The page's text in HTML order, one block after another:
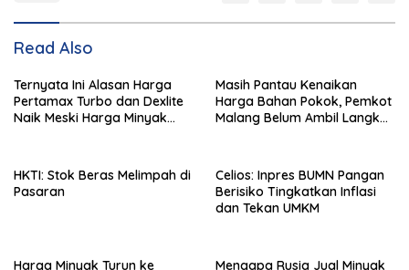
Read Also
Ternyata Ini Alasan Harga
Pertamax Turbo dan Dexlite
Naik Meski Harga Minyak
Masih Pantau Kenaikan
Harga Bahan Pokok, Pemkot
Malang Belum Ambil Langkah
HKTI: Stok Beras Melimpah di
Pasaran
Celios: Inpres BUMN Pangan
Berisiko Tingkatkan Inflasi
dan Tekan UMKM
Harga Minyak Turun ke
Mengapa Rusia Jual Minyak